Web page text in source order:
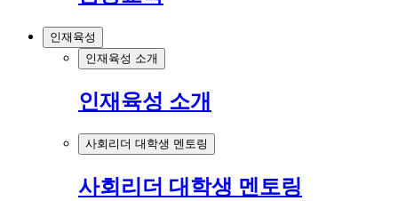
인재육성
인재육성 소개
인재육성 소개
사회리더 대학생 멘토링
사회리더 대학생 멘토링